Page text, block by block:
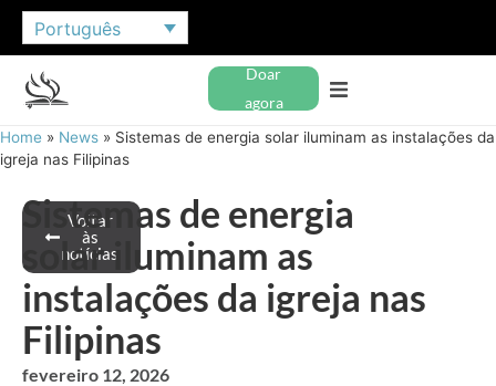
Português
Doar
agora
Home » News » Sistemas de energia solar iluminam as instalações da
igreja nas Filipinas
Voltar
às
notícias
Sistemas de energia
solar iluminam as
instalações da igreja nas
Filipinas
fevereiro 12, 2026